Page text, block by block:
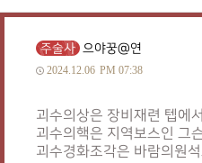
주술사 으야꿍@연
2024.12.06 PM 07:38
괴수의상은 장비재련 텝에
괴수의핵은 지역보스인 그
괴수경화조각은 바람의원